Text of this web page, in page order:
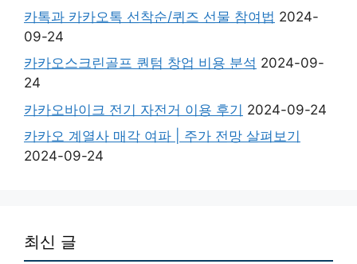
카톡과 카카오톡 선착순/퀴즈 선물 참여법 2024-
09-24
카카오스크린골프 퀀텀 창업 비용 분석 2024-09-
24
카카오바이크 전기 자전거 이용 후기 2024-09-24
카카오 계열사 매각 여파 | 주가 전망 살펴보기
2024-09-24
최신 글